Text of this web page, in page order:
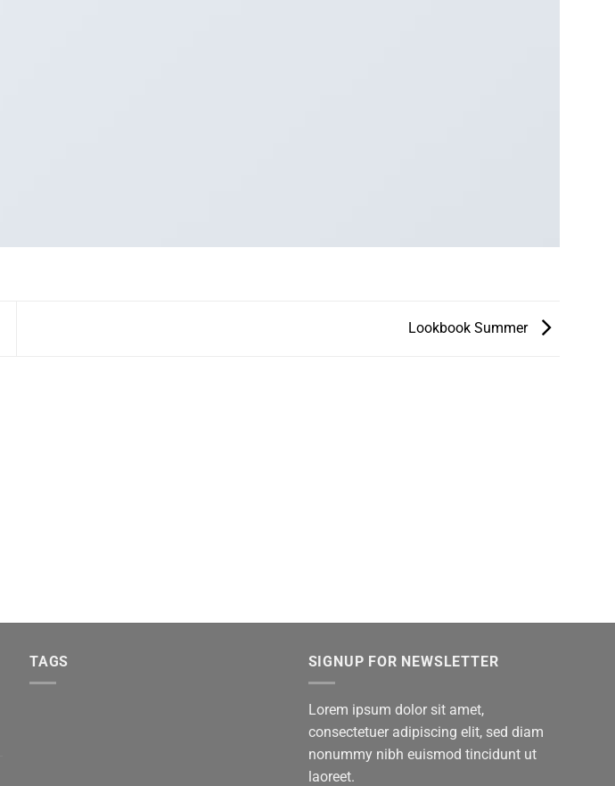
Lookbook Summer
TAGS SIGNUP FOR NEWSLETTER
Lorem ipsum dolor sit amet,
consectetuer adipiscing elit, sed diam
nonummy nibh euismod tincidunt ut
laoreet.